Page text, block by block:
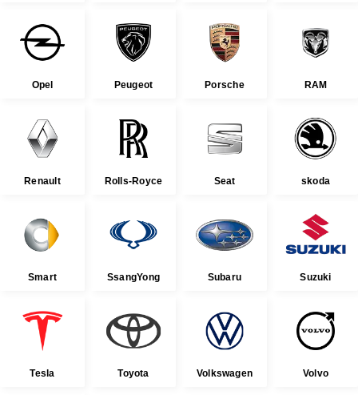
Opel Peugeot Porsche RAM
Renault Rolls-Royce Seat skoda
Smart SsangYong Subaru Suzuki
Tesla Toyota Volkswagen Volvo